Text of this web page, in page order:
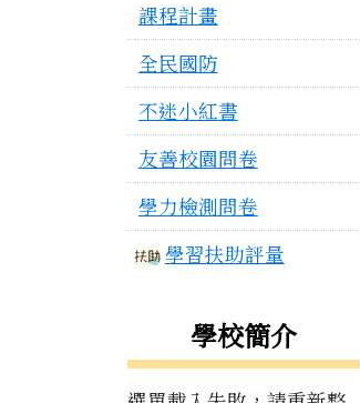
課程計畫
全民國防
不迷小紅書
友善校園問卷
學力檢測問卷
學習扶助評量
學校簡介